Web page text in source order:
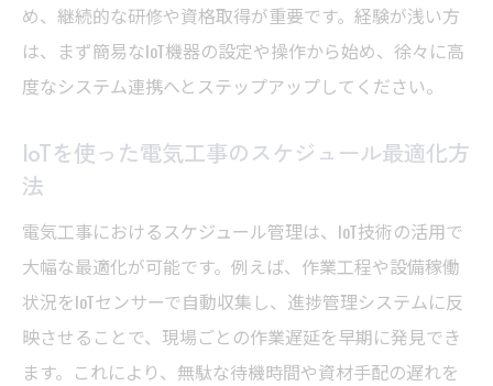
め、継続的な研修や資格取得が重要です。経験が浅い方
は、まず簡易なIoT機器の設定や操作から始め、徐々に高
度なシステム連携へとステップアップしてください。
IoTを使った電気工事のスケジュール最適化方
法
電気工事におけるスケジュール管理は、IoT技術の活用で
大幅な最適化が可能です。例えば、作業工程や設備稼働
状況をIoTセンサーで自動収集し、進捗管理システムに反
映させることで、現場ごとの作業遅延を早期に発見でき
ます。これにより、無駄な待機時間や資材手配の遅れを